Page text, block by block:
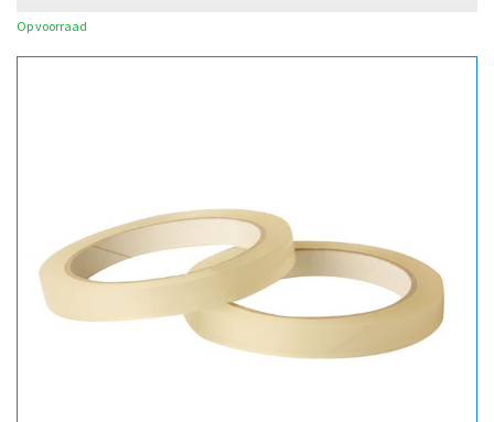
Op voorraad